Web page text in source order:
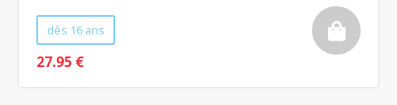
dès 16 ans
27.95 €